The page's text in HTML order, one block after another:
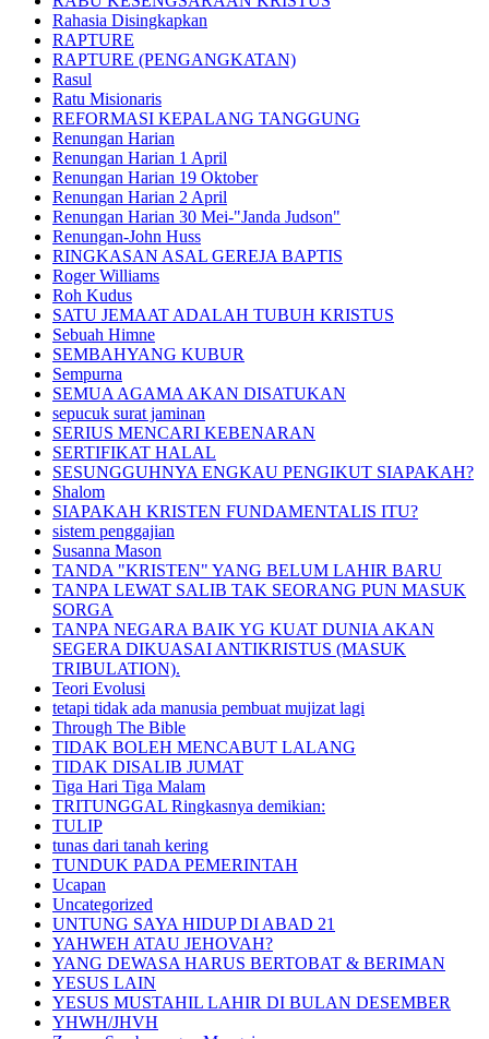
Rahasia Disingkapkan
RAPTURE
RAPTURE (PENGANGKATAN)
Rasul
Ratu Misionaris
REFORMASI KEPALANG TANGGUNG
Renungan Harian
Renungan Harian 1 April
Renungan Harian 19 Oktober
Renungan Harian 2 April
Renungan Harian 30 Mei-"Janda Judson"
Renungan-John Huss
RINGKASAN ASAL GEREJA BAPTIS
Roger Williams
Roh Kudus
SATU JEMAAT ADALAH TUBUH KRISTUS
Sebuah Himne
SEMBAHYANG KUBUR
Sempurna
SEMUA AGAMA AKAN DISATUKAN
sepucuk surat jaminan
SERIUS MENCARI KEBENARAN
SERTIFIKAT HALAL
SESUNGGUHNYA ENGKAU PENGIKUT SIAPAKAH?
Shalom
SIAPAKAH KRISTEN FUNDAMENTALIS ITU?
sistem penggajian
Susanna Mason
TANDA "KRISTEN" YANG BELUM LAHIR BARU
TANPA LEWAT SALIB TAK SEORANG PUN MASUK
SORGA
TANPA NEGARA BAIK YG KUAT DUNIA AKAN
SEGERA DIKUASAI ANTIKRISTUS (MASUK
TRIBULATION).
Teori Evolusi
tetapi tidak ada manusia pembuat mujizat lagi
Through The Bible
TIDAK BOLEH MENCABUT LALANG
TIDAK DISALIB JUMAT
Tiga Hari Tiga Malam
TRITUNGGAL Ringkasnya demikian:
TULIP
tunas dari tanah kering
TUNDUK PADA PEMERINTAH
Ucapan
Uncategorized
UNTUNG SAYA HIDUP DI ABAD 21
YAHWEH ATAU JEHOVAH?
YANG DEWASA HARUS BERTOBAT & BERIMAN
YESUS LAIN
YESUS MUSTAHIL LAHIR DI BULAN DESEMBER
YHWH/JHVH